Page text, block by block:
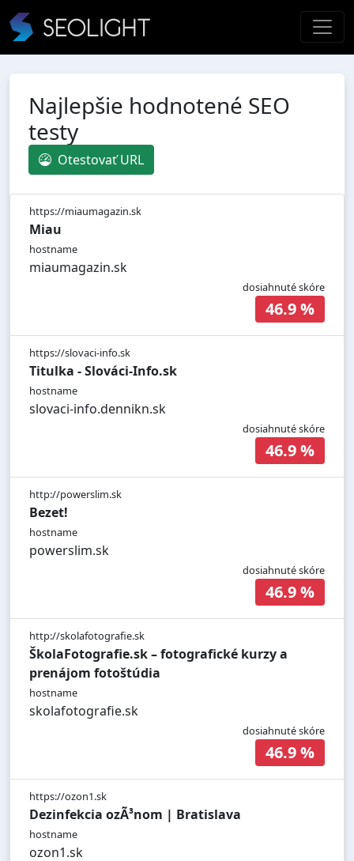
Najlepšie hodnotené SEO
testy
Otestovať URL
https://miaumagazin.sk
Miau
hostname
miaumagazin.sk
dosiahnuté skóre
46.9 %
https://slovaci-info.sk
Titulka - Slováci-Info.sk
hostname
slovaci-info.dennikn.sk
dosiahnuté skóre
46.9 %
http://powerslim.sk
Bezet!
hostname
powerslim.sk
dosiahnuté skóre
46.9 %
http://skolafotografie.sk
ŠkolaFotografie.sk – fotografické kurzy a
prenájom fotoštúdia
hostname
skolafotografie.sk
dosiahnuté skóre
46.9 %
https://ozon1.sk
Dezinfekcia ozÃ³nom | Bratislava
hostname
ozon1.sk